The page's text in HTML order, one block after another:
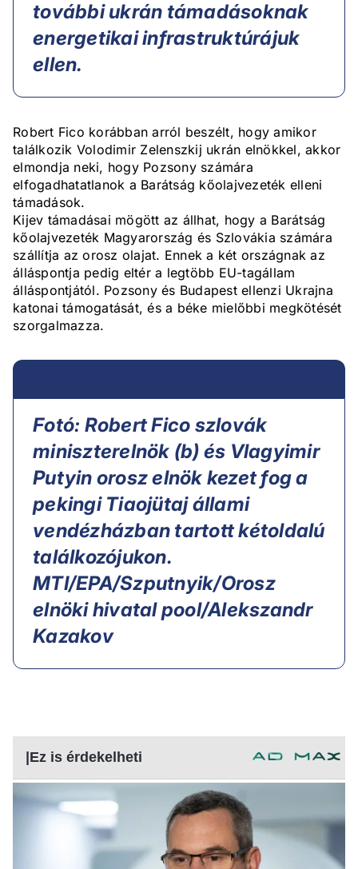
további ukrán támadásoknak
energetikai infrastruktúrájuk
ellen.
Robert Fico korábban arról beszélt, hogy amikor
találkozik Volodimir Zelenszkij ukrán elnökkel, akkor
elmondja neki, hogy Pozsony számára
elfogadhatatlanok a Barátság kőolajvezeték elleni
támadások.
Kijev támadásai mögött az állhat, hogy a Barátság
kőolajvezeték Magyarország és Szlovákia számára
szállítja az orosz olajat. Ennek a két országnak az
álláspontja pedig eltér a legtöbb EU-tagállam
álláspontjától. Pozsony és Budapest ellenzi Ukrajna
katonai támogatását, és a béke mielőbbi megkötését
szorgalmazza.
Fotó: Robert Fico szlovák
miniszterelnök (b) és Vlagyimir
Putyin orosz elnök kezet fog a
pekingi Tiaojütaj állami
vendézházban tartott kétoldalú
találkozójukon.
MTI/EPA/Szputnyik/Orosz
elnöki hivatal pool/Alekszandr
Kazakov